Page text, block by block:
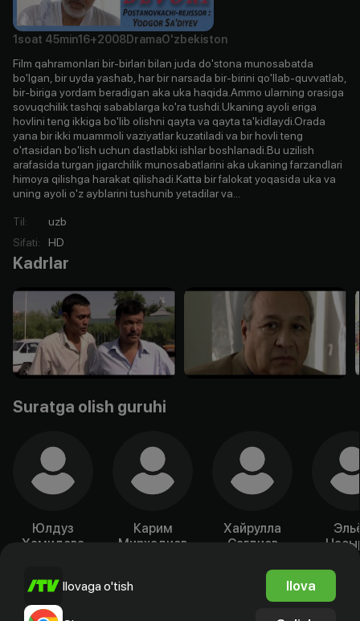
1soat 45min16+2008DramaO'zbekiston
Film qahramonlari bir-birlari bilan juda do'stona munosabatda
bo'lgan, bir uyda yashab, har bir narsada bir-birini qo'llab-quvvatlab,
bir-biriga yordam beradigan aka uka haqida.Ammo ularning orasiga
sovuqchilik tashqi sabablarga ko'ra tushdi.Ukaning ayoli eriga
hovlini teng ikkiga bo'lib olishni qayta va qayta ta'kidlaydi.Orada
yana bir ikki muammoli vaziyatlar kuzatiladi va bir hovli teng
o'rtasidan bo'lish uchun dastlabki ishlar boshlanadi.Bu uzilish
arafasida turgan jigarchilik munosabatlarini aka ukaning farzandlari
himoya qilishga harakat qilishadi.Katta bir falokat yoqasida uka va
uning ayoli o'z ayblarini tushunib yetadilar va...
Til:
uzb
Sifati: HD
Kadrlar
Suratga olish guruhi
Юлдуз
Хамидова
Карим
Мирхадиев
Хайрулла
Сагдиев
Ilovaga o'tish Ilova